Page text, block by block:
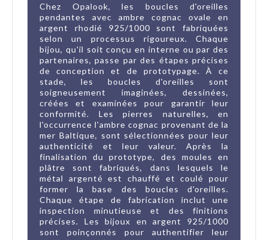
Chez Opalook, les boucles d'oreilles
pendantes avec ambre cognac ovale en
argent rhodié 925/1000 sont fabriquées
selon un processus rigoureux. Chaque
bijou, qu'il soit conçu en interne ou par des
partenaires, passe par des étapes précises
de conception et de prototypage. À ce
stade, les boucles d'oreilles sont
soigneusement imaginées, dessinées,
créées et examinées pour garantir leur
conformité. Les pierres naturelles, en
l'occurrence l'ambre cognac provenant de la
mer Baltique, sont sélectionnées pour leur
authenticité et leur valeur. Après la
finalisation du prototype, des moules en
plâtre sont fabriqués, dans lesquels le
métal argenté est chauffé et coulé pour
former la base des boucles d'oreilles.
Chaque étape de fabrication inclut une
inspection minutieuse et des finitions
précises. Les bijoux en argent 925/1000
sont poinçonnés pour authentifier leur